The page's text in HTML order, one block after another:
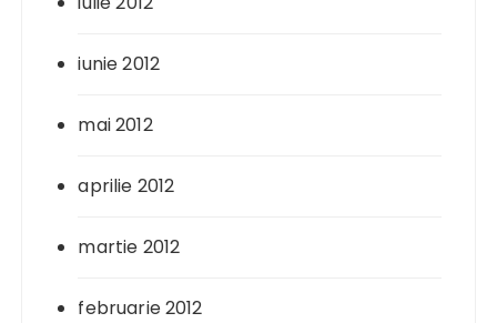
iunie 2012
mai 2012
aprilie 2012
martie 2012
februarie 2012